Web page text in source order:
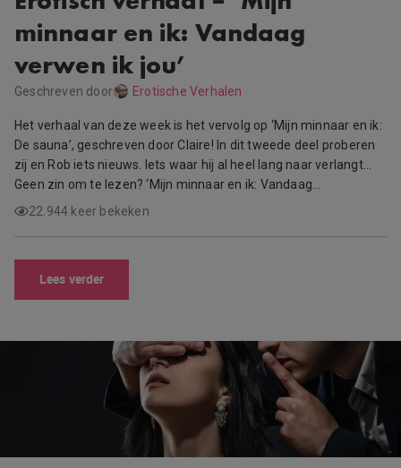
minnaar en ik: Vandaag
verwen ik jou’
Geschreven door Erotische Verhalen
Het verhaal van deze week is het vervolg op ‘Mijn minnaar en ik:
De sauna’, geschreven door Claire! In dit tweede deel proberen
zij en Rob iets nieuws. Iets waar hij al heel lang naar verlangt…
Geen zin om te lezen? ‘Mijn minnaar en ik: Vandaag…
22.944 keer bekeken
Lees verder